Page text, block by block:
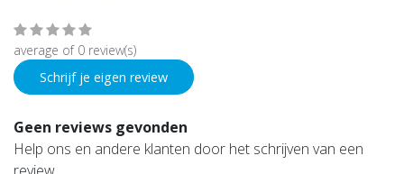
average of 0 review(s)
Schrijf je eigen review
Geen reviews gevonden
Help ons en andere klanten door het schrijven van een